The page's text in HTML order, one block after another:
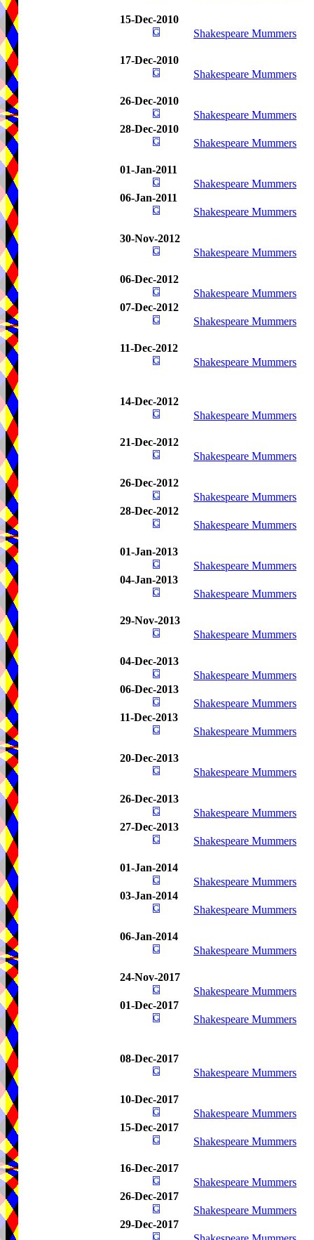
15-Dec-2010
Shakespeare Mummers
17-Dec-2010
Shakespeare Mummers
26-Dec-2010
Shakespeare Mummers
28-Dec-2010
Shakespeare Mummers
01-Jan-2011
Shakespeare Mummers
06-Jan-2011
Shakespeare Mummers
30-Nov-2012
Shakespeare Mummers
06-Dec-2012
Shakespeare Mummers
07-Dec-2012
Shakespeare Mummers
11-Dec-2012
Shakespeare Mummers
14-Dec-2012
Shakespeare Mummers
21-Dec-2012
Shakespeare Mummers
26-Dec-2012
Shakespeare Mummers
28-Dec-2012
Shakespeare Mummers
01-Jan-2013
Shakespeare Mummers
04-Jan-2013
Shakespeare Mummers
29-Nov-2013
Shakespeare Mummers
04-Dec-2013
Shakespeare Mummers
06-Dec-2013
Shakespeare Mummers
11-Dec-2013
Shakespeare Mummers
20-Dec-2013
Shakespeare Mummers
26-Dec-2013
Shakespeare Mummers
27-Dec-2013
Shakespeare Mummers
01-Jan-2014
Shakespeare Mummers
03-Jan-2014
Shakespeare Mummers
06-Jan-2014
Shakespeare Mummers
24-Nov-2017
Shakespeare Mummers
01-Dec-2017
Shakespeare Mummers
08-Dec-2017
Shakespeare Mummers
10-Dec-2017
Shakespeare Mummers
15-Dec-2017
Shakespeare Mummers
16-Dec-2017
Shakespeare Mummers
26-Dec-2017
Shakespeare Mummers
29-Dec-2017